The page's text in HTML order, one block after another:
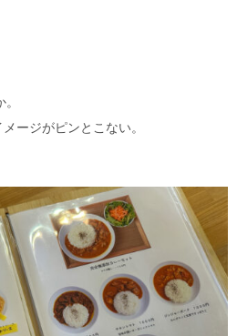
ージがピンとこない。